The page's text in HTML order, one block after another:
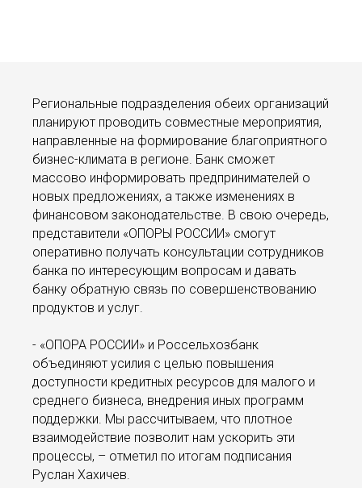
Региональные подразделения обеих организаций
планируют проводить совместные мероприятия,
направленные на формирование благоприятного
бизнес-климата в регионе. Банк сможет
массово информировать предпринимателей о
новых предложениях, а также изменениях в
финансовом законодательстве. В свою очередь,
представители «ОПОРЫ РОССИИ» смогут
оперативно получать консультации сотрудников
банка по интересующим вопросам и давать
банку обратную связь по совершенствованию
продуктов и услуг.
- «ОПОРА РОССИИ» и Россельхозбанк
объединяют усилия с целью повышения
доступности кредитных ресурсов для малого и
среднего бизнеса, внедрения иных программ
поддержки. Мы рассчитываем, что плотное
взаимодействие позволит нам ускорить эти
процессы, – отметил по итогам подписания
Руслан Хахичев.